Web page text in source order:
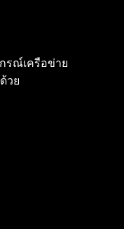
กรณ์เครือข่าย
วย